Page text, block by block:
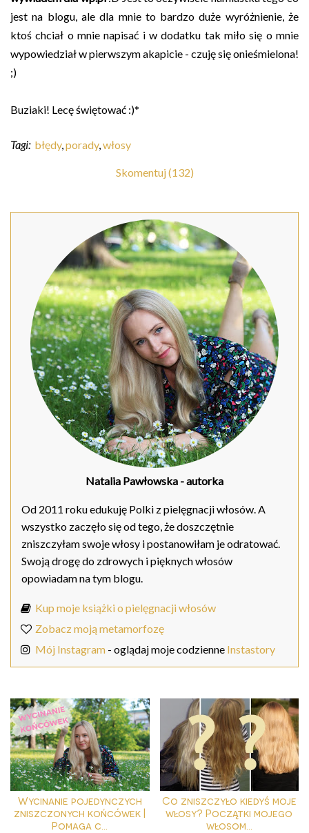
jest na blogu, ale dla mnie to bardzo duże wyróżnienie, że
ktoś chciał o mnie napisać i w dodatku tak miło się o mnie
wypowiedział w pierwszym akapicie - czuję się onieśmielona!
;)
Buziaki! Lecę świętować :)*
Tagi: błędy,porady,włosy
Skomentuj (132)
Natalia Pawłowska - autorka
Od 2011 roku edukuję Polki z pielęgnacji włosów. A
wszystko zaczęło się od tego, że doszczętnie
zniszczyłam swoje włosy i postanowiłam je odratować.
Swoją drogę do zdrowych i pięknych włosów
opowiadam na tym blogu.
Kup moje książki o pielęgnacji włosów
Zobacz moją metamorfozę
Mój Instagram - oglądaj moje codzienne Instastory
Wycinanie pojedynczych
zniszczonych końcówek |
Pomaga c...
Co zniszczyło kiedyś moje
włosy? Początki mojego
włosom...